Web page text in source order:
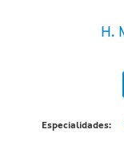
H.
Especialidades: